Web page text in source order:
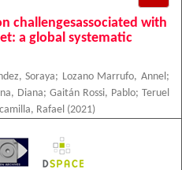
challengesassociated with
a global systematic
Soraya; Lozano Marrufo, Annel ;
Diana; Gaitán Rossi, Pablo; Teruel
Rafael (2021)